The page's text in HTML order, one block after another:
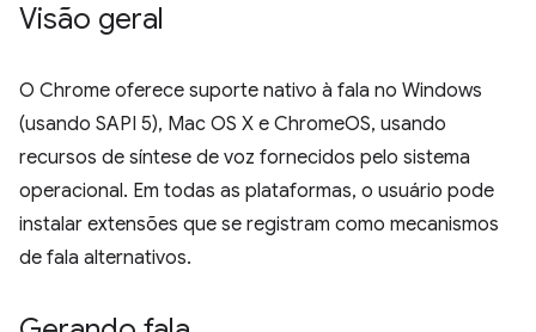
Visão geral
O Chrome oferece suporte nativo à fala no Windows
(usando SAPI 5), Mac OS X e ChromeOS, usando
recursos de síntese de voz fornecidos pelo sistema
operacional. Em todas as plataformas, o usuário pode
instalar extensões que se registram como mecanismos
de fala alternativos.